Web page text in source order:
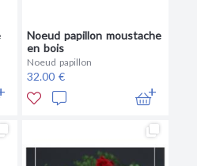
Noeud papillon moustache
en bois
Noeud papillon
32.00 €